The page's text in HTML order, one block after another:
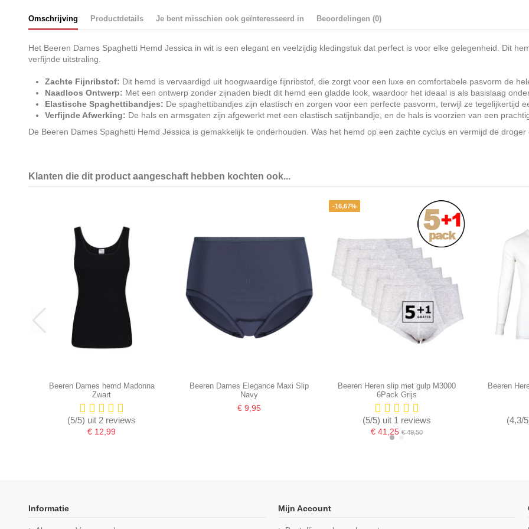
Omschrijving Productdetails Je bent misschien ook geïnteresseerd in Beoordelingen (0)
Het Beeren Dames Spaghetti Hemd Jessica in wit is een elegant en veelzijdig kledingstuk dat perfect is voor elke gelegenheid. Dit
verfijnde uitstraling.
Zachte Fijnribstof: Dit hemd is vervaardigd uit hoogwaardige fijnribstof, die zorgt voor een luxe en comfortabele pasvorm de
Naadloos Ontwerp: Met een ontwerp zonder zijnaden biedt dit hemd een gladde look, waardoor het ideaal is als basislaag
Elastische Spaghettibandjes: De spaghettibandjes zijn elastisch en zorgen voor een perfecte pasvorm, terwijl ze tegelijkertijd
Verfijnde Afwerking: De hals en armsgaten zijn afgewerkt met een elastisch satijnbandje, en de hals is voorzien van een
De Beeren Dames Spaghetti Hemd Jessica is gemakkelijk te onderhouden. Was het hemd op een zachte cyclus en vermijd de
Klanten die dit product aangeschaft hebben kochten ook...
Beeren Dames hemd Madonna
Zwart
(5/5) uit 2 reviews
€ 12,99
Beeren Dames Elegance Maxi Slip
Navy
€ 9,95
-16,67%
Beeren Heren slip met gulp M3000
6Pack Grijs
(5/5) uit 1 reviews
€ 41,25 € 49,50
Beeren
(4,3/
Informatie Mijn Account